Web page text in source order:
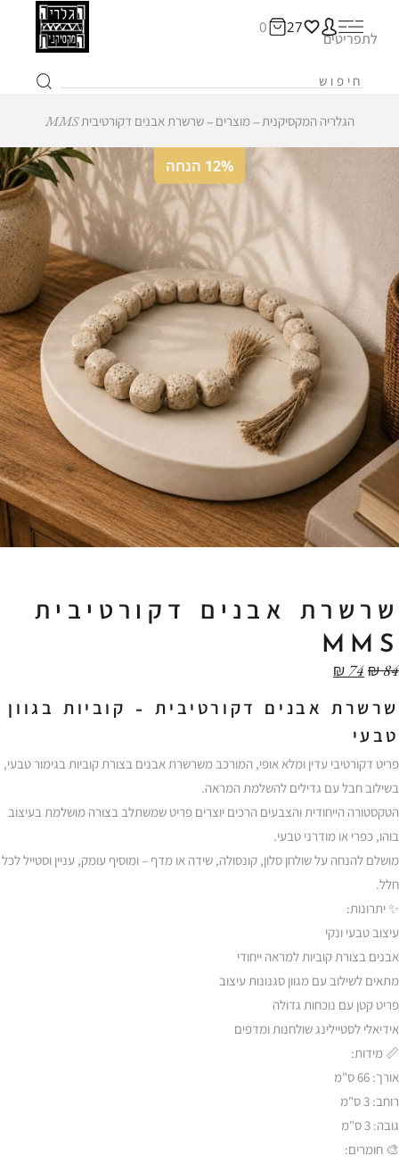
27
0
לתפריטים
הגלריה המקסיקנית ‒מוצרים ‒שרשרת אבנים דקורטיבית MMS
12% הנחה
שרשרת אבנים דקורטיבית
MMS
₪84
₪ 74
שרשרת אבנים דקורטיבית – קוביות בגוון
טבעי
פריט דקורטיבי עדין ומלא אופי, המורכב משרשרת אבנים בצורת קוביות בגימור טבעי,
בשילוב חבל עם גדילים להשלמת המראה.
הטקסטורה הייחודית והצבעים הרכים יוצרים פריט שמשתלב בצורה מושלמת בעיצוב
בוהו, כפרי או מודרני טבעי.
מושלם להנחה על שולחן סלון, קונסולה, שידה או מדף – ומוסיף עומק, עניין וסטייל לכל
חלל.
✨ יתרונות:
עיצוב טבעי ונקי
אבנים בצורת קוביות למראה ייחודי
מתאים לשילוב עם מגוון סגנונות עיצוב
פריט קטן עם נוכחות גדולה
אידיאלי לסטיילינג שולחנות ומדפים
📏 מידות:
אורך: 66 ס"מ
רוחב: 3 ס"מ
גובה: 3 ס"מ
🎨 חומרים: